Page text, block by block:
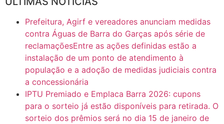
CASO SAIURY - SEM CORTES
Mini Ginásio de Aragarças- Só a bo$ta 6:31
Prefeitura, Agirf e vereadores anunciam medidas
contra Águas de Barra do Garças após série de
reclamaçõesEntre as ações definidas estão a
instalação de um ponto de atendimento à
população e a adoção de medidas judiciais contra
a concessionária
IPTU Premiado e Emplaca Barra 2026: cupons
para o sorteio já estão disponíveis para retirada. O
sorteio dos prêmios será no dia 15 de janeiro de